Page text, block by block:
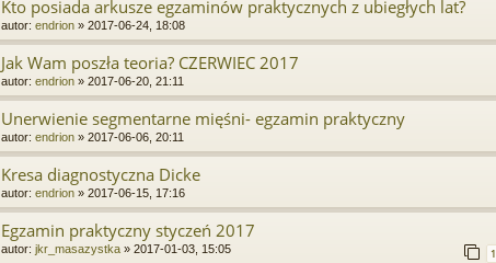
Kto posiada arkusze egzaminów praktycznych z ubiegłych lat?
autor: endrion » 2017-06-24, 18:08
Jak Wam poszła teoria? CZERWIEC 2017
autor: endrion » 2017-06-20, 21:11
Unerwienie segmentarne mięśni- egzamin praktyczny
autor: endrion » 2017-06-06, 20:11
Kresa diagnostyczna Dicke
autor: endrion » 2017-06-15, 17:16
Egzamin praktyczny styczeń 2017
autor: jkr_masazystka » 2017-01-03, 15:05 1